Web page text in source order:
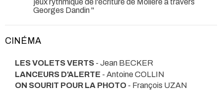
jeux rythmique de l'écriture de Molière à travers
Georges Dandin "
CINÉMA
LES VOLETS VERTS - Jean BECKER
LANCEURS D'ALERTE - Antoine COLLIN
ON SOURIT POUR LA PHOTO - François UZAN